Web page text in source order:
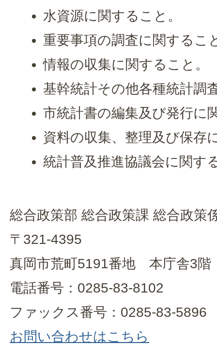
水資源に関すること。
重要事項の調査に関するこ
情報の収集に関すること。
基幹統計その他各種統計調
市統計書の編集及び発行に
資料の収集、整理及び保存
統計普及推進協議会に関す
総合政策部 総合政策課 総合政策
〒321-4395
真岡市荒町5191番地 本庁舎3階
電話番号：0285-83-8102
ファックス番号：0285-83-5896
お問い合わせはこちら